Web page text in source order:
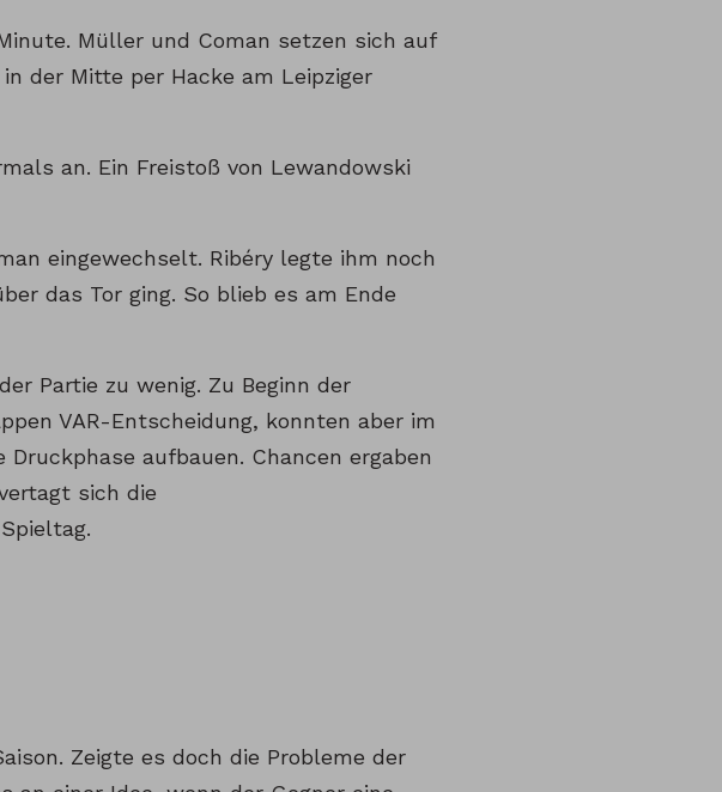
Müller und Coman setzen sich auf
der Mitte per Hacke am Leipziger
an. Ein Freistoß von Lewandowski
eingewechselt. Ribéry legte ihm noch
das Tor ging. So blieb es am Ende
Partie zu wenig. Zu Beginn der
VAR-Entscheidung, konnten aber im
aufbauen. Chancen ergaben
sich die
Zeigte es doch die Probleme der